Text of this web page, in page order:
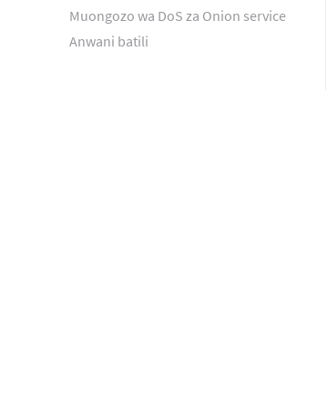
Muongozo wa DoS za Onion service
Anwani batili